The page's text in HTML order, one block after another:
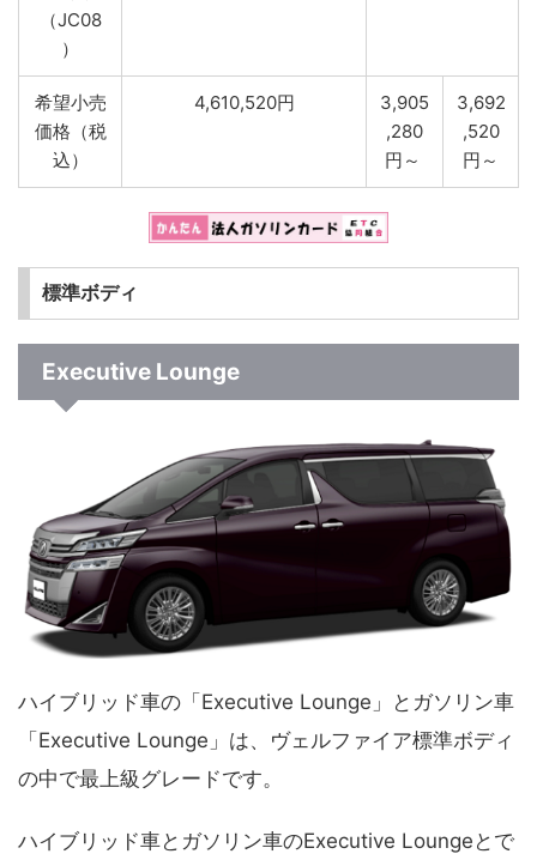
（JC08
）
希望小売
価格（税
込）
4,610,520円
3,905
,280
円～
3,692
,520
円～
標準ボディ
Executive Lounge
ハイブリッド車の「Executive Lounge」とガソリン車
「Executive Lounge」は、ヴェルファイア標準ボディ
の中で最上級グレードです。
ハイブリッド車とガソリン車のExecutive Loungeとで